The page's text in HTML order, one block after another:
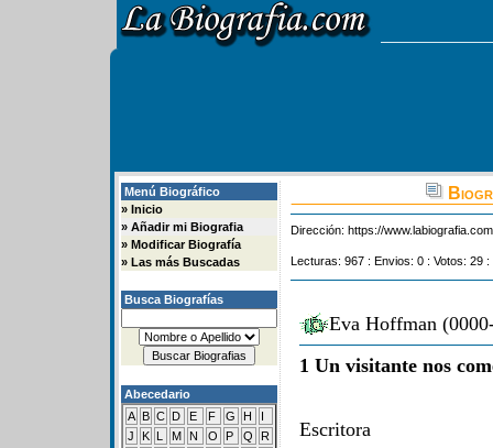
Menú Biográfico
» Inicio
» Añadir mi Biografia
» Modificar Biografía
» Las más Buscadas
Busca Biografías
Abecedario
A B C D E F G H
I
J
K L M N O P Q
R
Dirección: https://
Lecturas: 967 : Envios: 0 : Votos: 29
Eva Hoffman
1 Un visitante nos
Escritora